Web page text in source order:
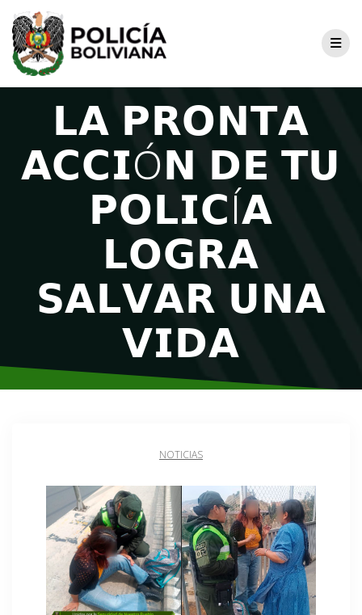
𝗟𝗔 𝗣𝗥𝗢𝗡𝗧𝗔
𝗔𝗖𝗖𝗜Ó𝗡 𝗗𝗘 𝗧𝗨
𝗣𝗢𝗟𝗜𝗖Í𝗔
𝗟𝗢𝗚𝗥𝗔
𝗦𝗔𝗟𝗩𝗔𝗥 𝗨𝗡𝗔
𝗩𝗜𝗗𝗔
NOTICIAS